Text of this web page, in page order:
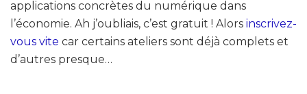
applications concrètes du numérique dans
l’économie. Ah j’oubliais, c’est gratuit ! Alors inscrivez-
vous vite car certains ateliers sont déjà complets et
d’autres presque…